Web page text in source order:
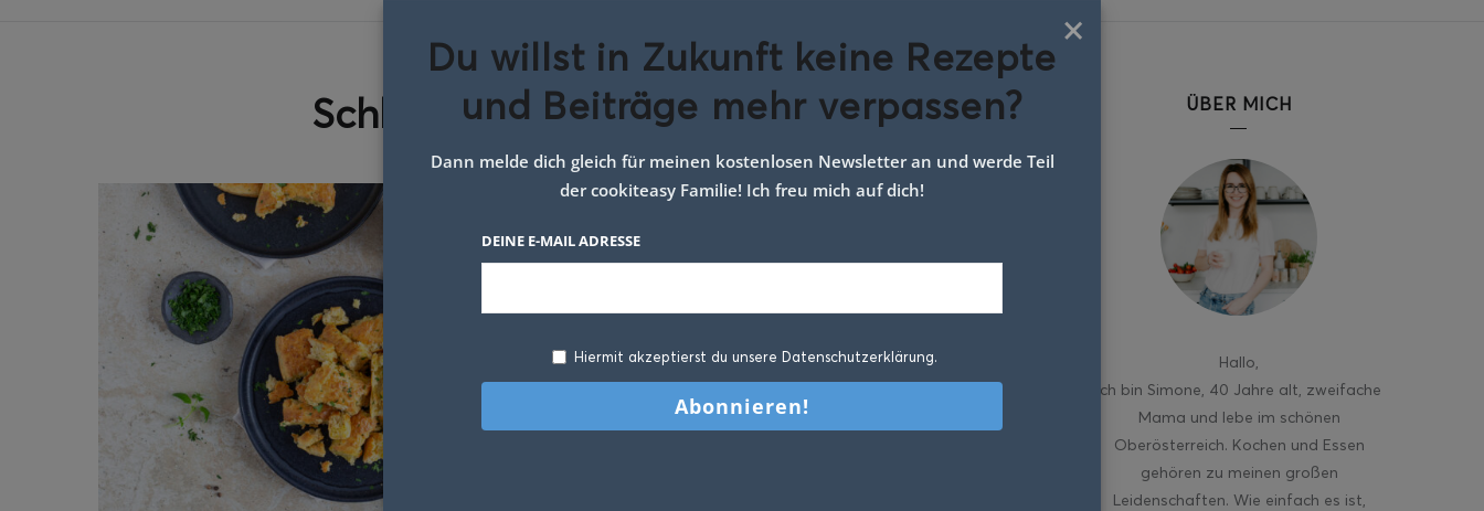
Schlagwort: Rezept Multifry ÜBER MICH
Hallo
ich bin Simone, 40 Jahre alt, zweifache
Mama und lebe im schönen
Oberösterreich. Kochen und Essen
gehören zu meinen großen
Leidenschaften. Wie einfach es ist,
×
Du willst in Zukunft keine Rezepte
und Beiträge mehr verpassen?
Dann melde dich gleich für meinen kostenlosen Newsletter an und werde Teil
der cookiteasy Familie! Ich freu mich auf dich!
DEINE E-MAIL ADRESSE
Hiermit akzeptierst du unsere Datenschutzerklärung.